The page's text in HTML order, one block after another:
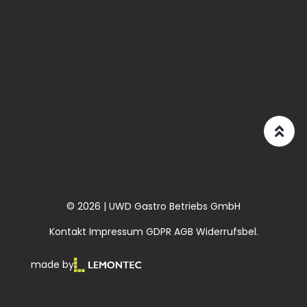
© 2026 | UWD Gastro Betriebs GmbH
Kontakt Impressum GDPR AGB Widerrufsbel.
made by